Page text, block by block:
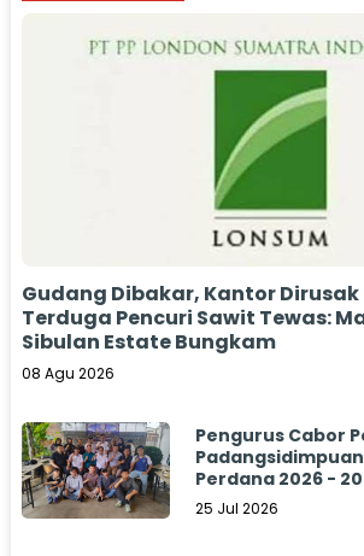
Gudang Dibakar, Kantor Dirusak
Terduga Pencuri Sawit Tewas:
Sibulan Estate Bungkam
08 Agu 2026
Pengurus Cabor
Perdana 2026 -
25 Jul 2026